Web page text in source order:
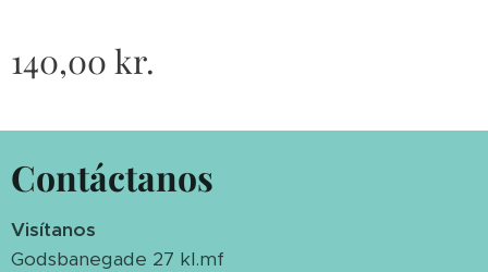
140,00 kr.
Contáctanos
Visítanos
Godsbanegade 27 kl.mf